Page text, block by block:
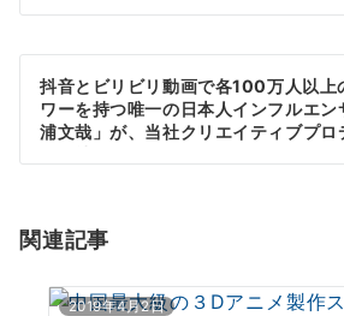
ビ
ゲ
ー
シ
ン
抖音とビリビリ動画で各100万人以上
ワーを持つ唯一の日本人インフルエン
浦文哉」が、当社クリエイティブプロ
関連記事
2019年4月2日